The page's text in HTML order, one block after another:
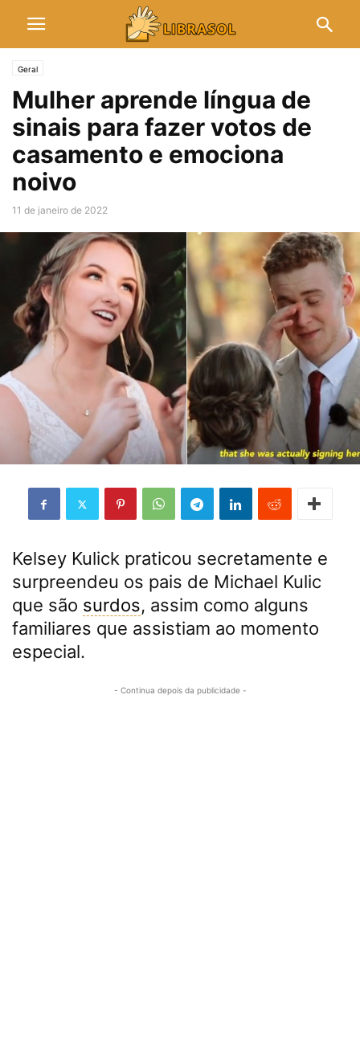
Geral
Mulher aprende língua de
sinais para fazer votos de
casamento e emociona
noivo
11 de janeiro de 2022
Kelsey Kulick praticou secretamente e
surpreendeu os pais de Michael Kulic
que são surdos, assim como alguns
familiares que assistiam ao momento
especial.
- Continua depois da publicidade -